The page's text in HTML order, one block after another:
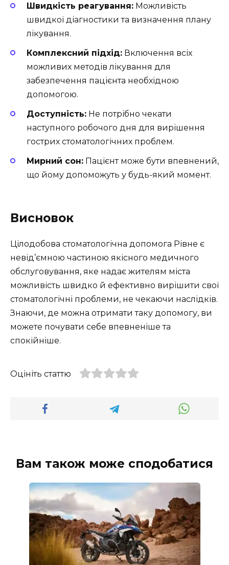
Швидкість реагування: Можливість
швидкої діагностики та визначення плану
лікування.
Комплексний підхід: Включення всіх
можливих методів лікування для
забезпечення пацієнта необхідною
допомогою.
Доступність: Не потрібно чекати
наступного робочого дня для вирішення
гострих стоматологічних проблем.
Мирний сон: Пацієнт може бути впевнений,
що йому допоможуть у будь-який момент.
Висновок
Цілодобова стоматологічна допомога Рівне є
невід’ємною частиною якісного медичного
обслуговування, яке надає жителям міста
можливість швидко й ефективно вирішити свої
стоматологічні проблеми, не чекаючи наслідків.
Знаючи, де можна отримати таку допомогу, ви
можете почувати себе впевненіше та
спокійніше.
Оцініть статтю
Вам також може сподобатися